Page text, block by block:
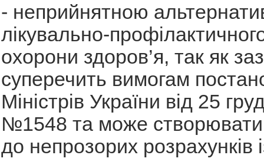
- неприйнятною
лікувально-
охорони здоров’я, так як
суперечить вимогам
Міністрів України від 25
№1548 та може
до непрозорих розрахунків